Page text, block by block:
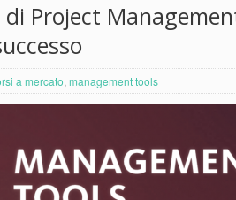
Project
a mercato, management tools